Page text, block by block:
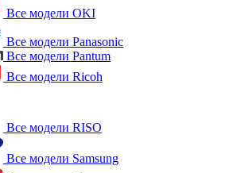
Все модели OKI
Все модели Panasonic
Все модели Pantum
Все модели Ricoh
Все модели RISO
Все модели Samsung